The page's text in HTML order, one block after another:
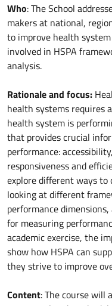
Who: The School
makers at national,
to improve health
involved in HSPA
analysis.
Rationale and focus:
health systems requires
health system is
that provides crucial
performance:
responsiveness and
explore different ways to
looking at different
performance
for measuring
academic exercise, the
show how HSPA can
they strive to improve
Content: The course will